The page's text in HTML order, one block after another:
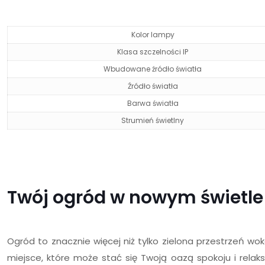
Kolor lampy
Klasa szczelności IP
Wbudowane źródło światła
Źródło światła
Barwa światła
Strumień świetlny
Twój ogród w nowym
Ogród to znacznie więcej niż tylko zielona przestrzeń
miejsce, które może stać się Twoją oazą spokoju i